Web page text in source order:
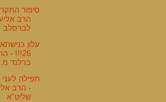
סיפור
הרב
לברסלב
עלון
26!!! -
ברלנד מ...
תפילה
- הרב
שליט"א